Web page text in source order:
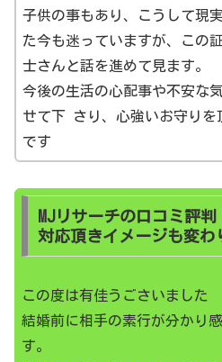
子供の事もあり、こうして現
た今も迷っていますが、この
士さんと話を進めて見ます。
今後の生活の心配事や不安な
せて下 さり、心強いお守りを
です
MJリサーチの口コミ評
対応頂きイメージも変わ
この度は有佳うごさいました
結婚前に相手の素行が分かり
す。